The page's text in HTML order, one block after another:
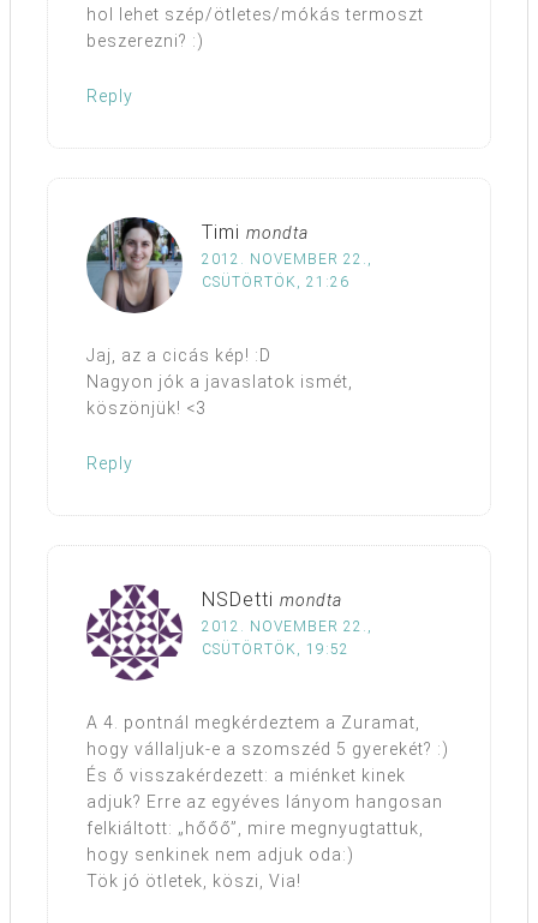
hol lehet szép/ötletes/mókás termoszt
beszerezni? :)
Reply
Timi mondta
2012. NOVEMBER 22.,
CSÜTÖRTÖK, 21:26
Jaj, az a cicás kép! :D
Nagyon jók a javaslatok ismét,
köszönjük! <3
Reply
NSDetti mondta
2012. NOVEMBER 22.,
CSÜTÖRTÖK, 19:52
A 4. pontnál megkérdeztem a Zuramat,
hogy vállaljuk-e a szomszéd 5 gyerekét? :)
És ő visszakérdezett: a miénket kinek
adjuk? Erre az egyéves lányom hangosan
felkiáltott: „hőőő”, mire megnyugtattuk,
hogy senkinek nem adjuk oda:)
Tök jó ötletek, köszi, Via!